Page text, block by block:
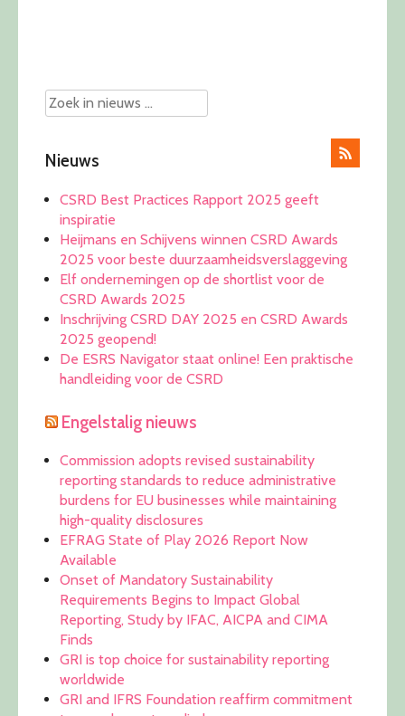
Nieuws
CSRD Best Practices Rapport 2025 geeft
inspiratie
Heijmans en Schijvens winnen CSRD Awards
2025 voor beste duurzaamheidsverslaggeving
Elf ondernemingen op de shortlist voor de
CSRD Awards 2025
Inschrijving CSRD DAY 2025 en CSRD Awards
2025 geopend!
De ESRS Navigator staat online! Een praktische
handleiding voor de CSRD
Engelstalig nieuws
Commission adopts revised sustainability
reporting standards to reduce administrative
burdens for EU businesses while maintaining
high-quality disclosures
EFRAG State of Play 2026 Report Now
Available
Onset of Mandatory Sustainability
Requirements Begins to Impact Global
Reporting, Study by IFAC, AICPA and CIMA
Finds
GRI is top choice for sustainability reporting
worldwide
GRI and IFRS Foundation reaffirm commitment